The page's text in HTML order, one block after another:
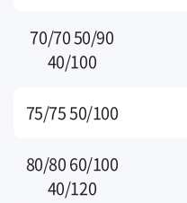
70/70 50/90
40/100
75/75 50/100
80/80 60/100
40/120